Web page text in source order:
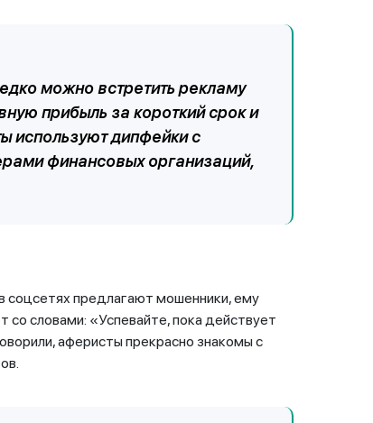
можно встретить рекламу
прибыль за короткий срок и
используют дипфейки с
финансовых организаций,
соцсетях предлагают мошенники, ему
словами: «Успевайте, пока действует
аферисты прекрасно знакомы с